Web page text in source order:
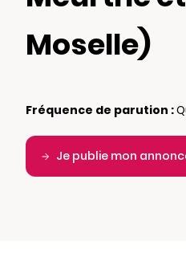
Moselle)
Fréquence de parution :
Je publie mon